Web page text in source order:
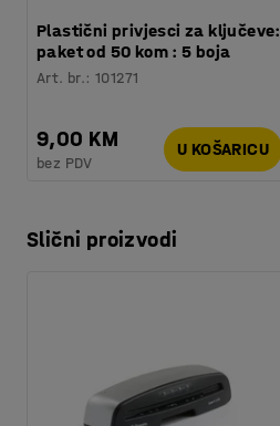
Plastični privjesci za ključeve:
paket od 50 kom : 5 boja
Art. br.:101271
9,00 KM
bez PDV
U KOŠARICU
Slični proizvodi